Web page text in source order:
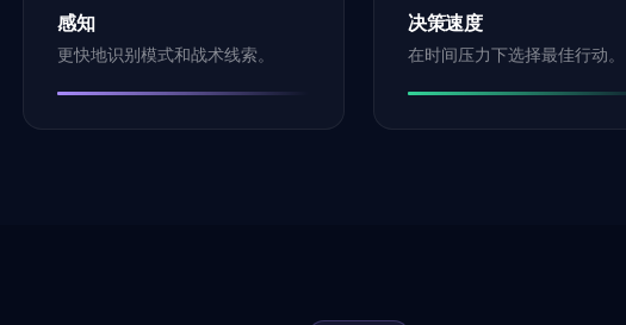
感知
更快地识别模式和战术线索。
决策速度
在时间压力下选择最佳行动。